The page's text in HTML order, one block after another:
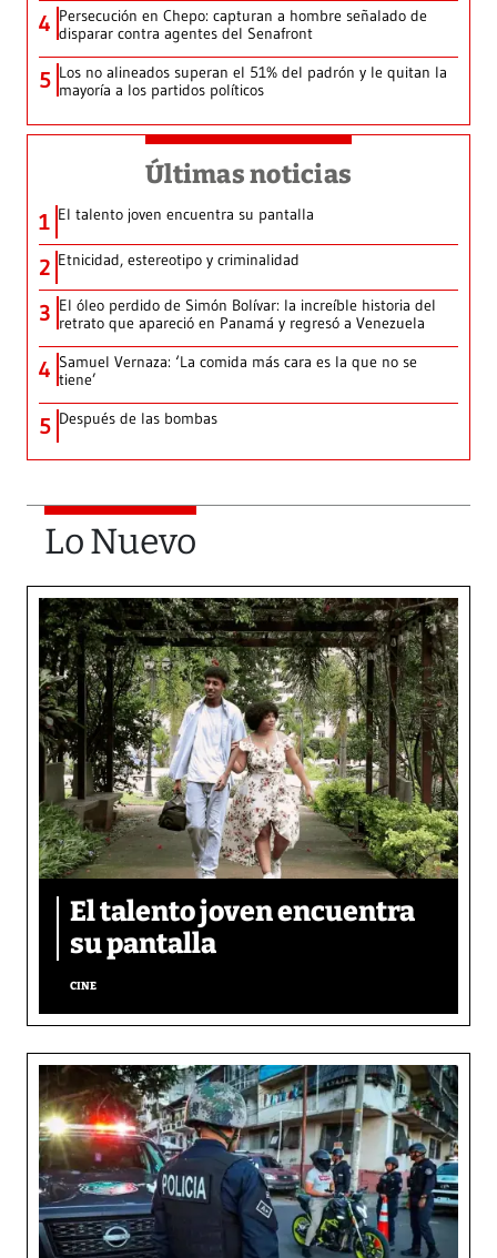
4 Persecución en Chepo: capturan a hombre señalado de
disparar contra agentes del Senafront
5 Los no alineados superan el 51% del padrón y le quitan la
mayoría a los partidos políticos
Últimas noticias
1 El talento joven encuentra su pantalla​
2 Etnicidad, estereotipo y criminalidad
3 El óleo perdido de Simón Bolívar: la increíble historia del
retrato que apareció en Panamá y regresó a Venezuela
4 Samuel Vernaza: ‘La comida más cara es la que no se
tiene’
5 Después de las bombas
Lo Nuevo
El talento joven encuentra
su pantalla​
CINE